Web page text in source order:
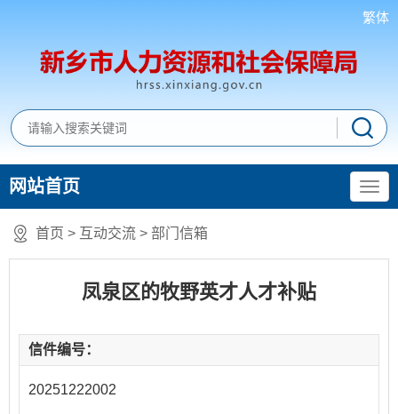
繁体
网站首页
首页 > 互动交流 > 部门信箱
凤泉区的牧野英才人才补贴
信件编号：
20251222002